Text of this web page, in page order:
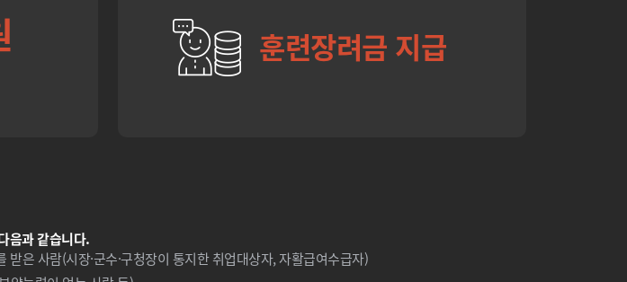
훈련장려금 지급
음과 같습니다.
은 사람(시장·군수·구청장이 통지한 취업대상자, 자활급여수급자)